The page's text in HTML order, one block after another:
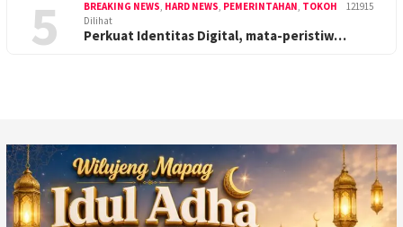
5 BREAKING NEWS, HARD NEWS, PEMERINTAHAN, TOKOH
121915
Dilihat
Perkuat Identitas Digital, mata-peristiw…